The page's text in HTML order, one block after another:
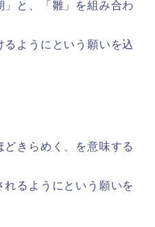
と、「雛」を組み合わ
ようにという願いを込
きらめく、を意味する
るようにという願いを